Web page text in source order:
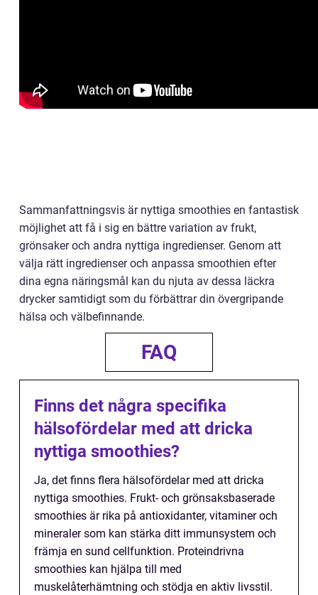
Sammanfattningsvis är nyttiga smoothies en fantastisk
möjlighet att få i sig en bättre variation av frukt,
grönsaker och andra nyttiga ingredienser. Genom att
välja rätt ingredienser och anpassa smoothien efter
dina egna näringsmål kan du njuta av dessa läckra
drycker samtidigt som du förbättrar din övergripande
hälsa och välbefinnande.
FAQ
Finns det några specifika
hälsofördelar med att dricka
nyttiga smoothies?
Ja, det finns flera hälsofördelar med att dricka
nyttiga smoothies. Frukt- och grönsaksbaserade
smoothies är rika på antioxidanter, vitaminer och
mineraler som kan stärka ditt immunsystem och
främja en sund cellfunktion. Proteindrivna
smoothies kan hjälpa till med
muskelåterhämtning och stödja en aktiv livsstil.